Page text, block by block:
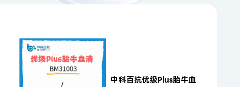
中科百抗优级Plus胎牛血